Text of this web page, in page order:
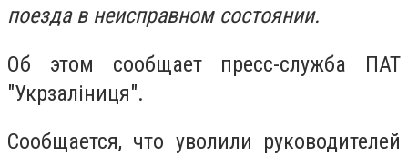
поезда в неисправном состоянии.
Об этом сообщает пресс-служба ПАТ
"Укрзаліниця".
Сообщается, что уволили руководителей